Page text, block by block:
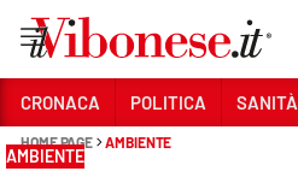
Sezioni
CRONACA POLITICA SANITÀ
HOME PAGE AMBIENTE
AMBIENTE